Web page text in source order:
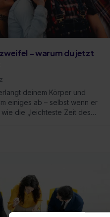
– warum du jetzt
deinem Körper und
einiges ab – selbst wenn er
die „leichteste Zeit des